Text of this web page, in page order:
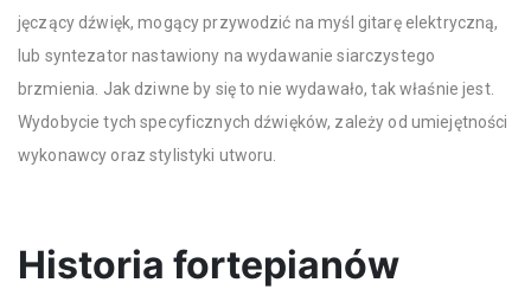
jęczący dźwięk, mogący przywodzić na myśl gitarę elektryczną,
lub syntezator nastawiony na wydawanie siarczystego
brzmienia. Jak dziwne by się to nie wydawało, tak właśnie jest.
Wydobycie tych specyficznych dźwięków, zależy od umiejętności
wykonawcy oraz stylistyki utworu.
Historia fortepianów